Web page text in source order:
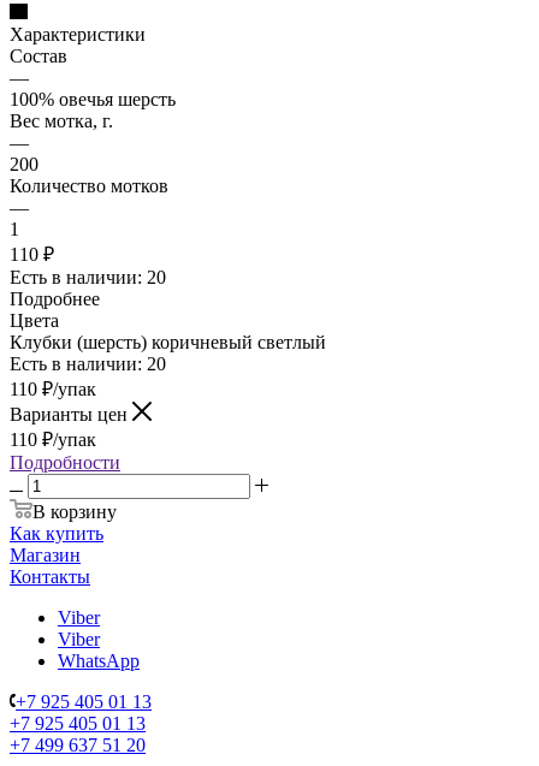
Характеристики
Состав
—
100% овечья шерсть
Вес мотка, г.
—
200
Количество мотков
—
1
110 ₽
Есть в наличии: 20
Подробнее
Цвета
Клубки (шерсть) коричневый светлый
Есть в наличии: 20
110 ₽/упак
Варианты цен
110 ₽/упак
Подробности
В корзину
Как купить
Магазин
Контакты
Viber
Viber
WhatsApp
+7 925 405 01 13
+7 925 405 01 13
+7 499 637 51 20